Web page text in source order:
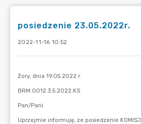
posiedzenie 23.05.2022r.
2022-11-16 10:52